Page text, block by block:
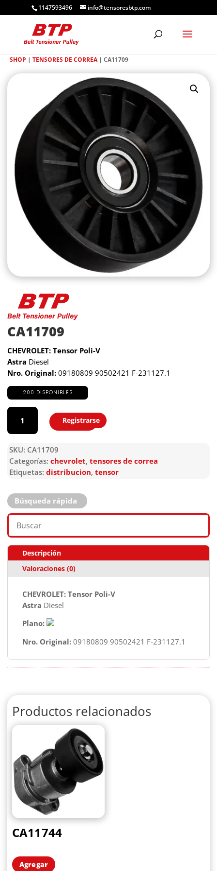
1147593496 info@tensoresbtp.com
SHOP | TENSORES DE CORREA| CA11709
CA11709
CHEVROLET: Tensor Poli-V
Astra Diesel
Nro. Original: 09180809 90502421 F-231127.1
200 DISPONIBLES
CA11709
cantidad
Agregar
Registrarse
SKU: CA11709
Categorías: chevrolet, tensores de correa
Etiquetas: distribucion, tensor
Búsqueda rápida
Descripción
Valoraciones (0)
CHEVROLET: Tensor Poli-V
Astra Diesel
Plano:
Nro. Original: 09180809 90502421 F-231127.1
Productos relacionados
CA11744
Agregar